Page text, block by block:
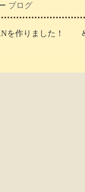
ブログ
を作りました！